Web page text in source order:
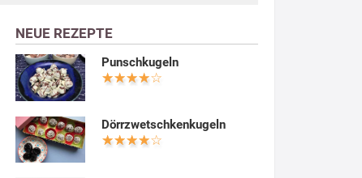
NEUE REZEPTE
Punschkugeln
Dörrzwetschkenkugeln